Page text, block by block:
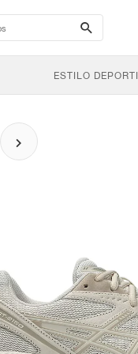
search-
btn
ESTILO